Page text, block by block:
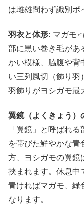
は雌雄問わず識別ポ
羽衣と体形: マガモ♂
部に黒い巻き毛があ
かい模様、脇腹や背
い三列風切（飾り羽
羽飾りがヨシガモ最
翼鏡（よくきょう）
「翼鏡」と呼ばれ
を帯びた鮮やかな青
方、ヨシガモの翼鏡
挟まれます。休息中
青ければマガモ、緑
なります。